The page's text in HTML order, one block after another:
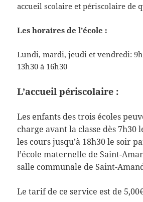
accueil scolaire et périscolaire de
Les horaires de l’école :
Lundi, mardi, jeudi et vendredi:
13h30 à 16h30
L’accueil périscolaire :
Les enfants des trois écoles
charge avant la classe dès 7h30
les cours jusqu’à 18h30 le soir
l’école maternelle de Saint-
salle communale de Saint-
Le tarif de ce service est de